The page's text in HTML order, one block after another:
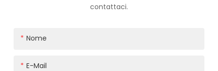
contattaci.
Nome
E-Mail